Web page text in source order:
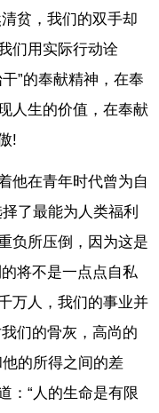
贫，我们的双手却
们用实际行动诠
”的奉献精神，在奉
人生的价值，在奉献
!
他在青年时代曾为自
了最能为人类福利
负所压倒，因为这是
将不是一点点自私
万人，我们的事业并
们的骨灰，高尚的
的所得之间的差
：“人的生命是有限